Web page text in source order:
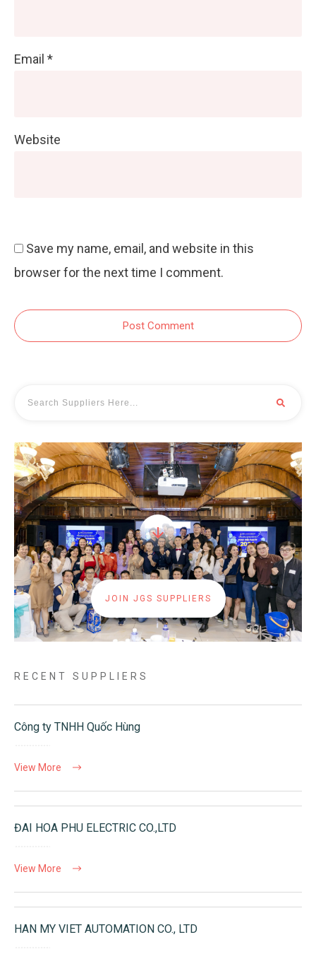
Email *
Website
Save my name, email, and website in this
browser for the next time I comment.
Post Comment
JOIN JGS SUPPLIERS
RECENT SUPPLIERS
Công ty TNHH Quốc Hùng
View More
ĐAI HOA PHU ELECTRIC CO.,LTD
View More
HAN MY VIET AUTOMATION CO., LTD